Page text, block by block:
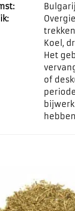
Koel,
Het
of